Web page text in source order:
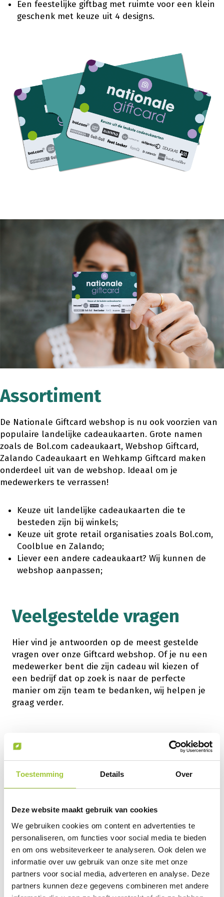
Toestemming Details Over
Deze website maakt gebruik van cookies
We gebruiken cookies om content en advertenties te
personaliseren, om functies voor social media te bieden
en om ons websiteverkeer te analyseren. Ook delen we
informatie over uw gebruik van onze site met onze
partners voor social media, adverteren en analyse. Deze
partners kunnen deze gegevens combineren met andere
Een feestelijke giftbag met ruimte voor een klein
geschenk met keuze uit 4 designs.
Assortiment
De Nationale Giftcard webshop is nu ook voorzien van
populaire landelijke cadeaukaarten. Grote namen
zoals de Bol.com cadeaukaart, Webshop Giftcard,
Zalando Cadeaukaart en Wehkamp Giftcard maken
onderdeel uit van de webshop. Ideaal om je
medewerkers te verrassen!
Keuze uit landelijke cadeaukaarten die te
besteden zijn bij winkels;
Keuze uit grote retail organisaties zoals Bol.com,
Coolblue en Zalando;
Liever een andere cadeaukaart? Wij kunnen de
webshop aanpassen;
Veelgestelde vragen
Hier vind je antwoorden op de meest gestelde
vragen over onze Giftcard webshop. Of je nu een
medewerker bent die zijn cadeau wil kiezen of
een bedrijf dat op zoek is naar de perfecte
manier om zijn team te bedanken, wij helpen je
graag verder.